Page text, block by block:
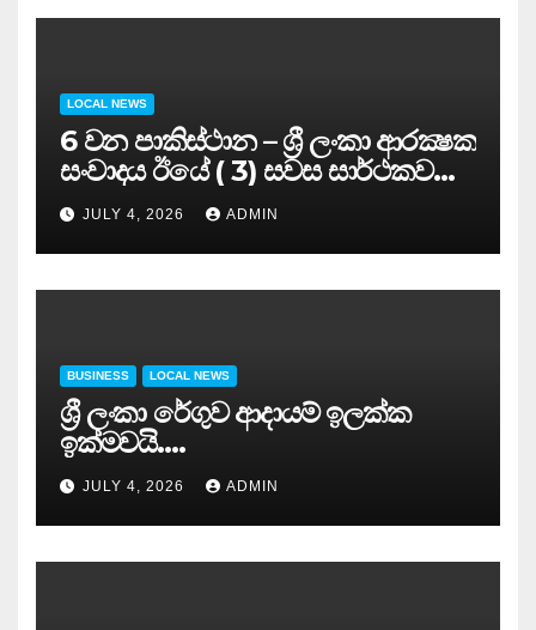
LOCAL NEWS
6 වන පාකිස්ථාන – ශ්‍රී ලංකා ආරක්‍ෂක
සංවාදය ඊයේ ( 3) සවස සාර්ථකව
අවසන් කරයි..
JULY 4, 2026 ADMIN
BUSINESS LOCAL NEWS
ශ්‍රී ලංකා රේගුව ආදායම් ඉලක්ක
ඉක්මවයි….
JULY 4, 2026 ADMIN